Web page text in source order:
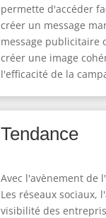
permette d'accéder
créer un message
message publicitaire
créer une image
l'efficacité de la
Tendance
Avec l'avènement
Les réseaux
visibilité des